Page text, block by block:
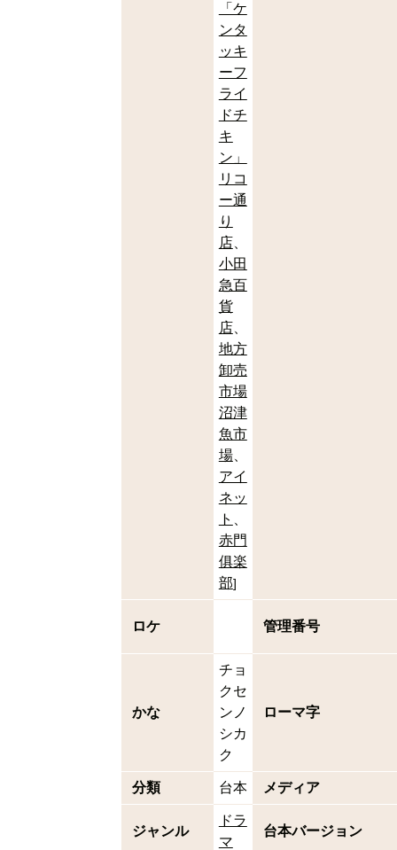
「ケ
ンタ
ッキ
ーフ
ライ
ドチ
キ
ン」
リコ
ー通
り
店
小田
急百
貨
店
地方
卸売
市場
沼津
魚市
場
アイ
ネッ
ト
赤門
俱楽
部]
ロケ 管理番号
かな
チョ
クセ
ンノ
シカ
ク
ローマ字
分類 台本 メディア
ジャンル
ドラ
マ
台本バージョン